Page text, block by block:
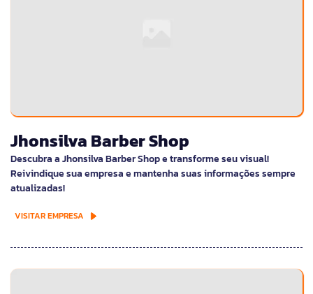
Jhonsilva Barber Shop
Descubra a Jhonsilva Barber Shop e transforme seu visual!
Reivindique sua empresa e mantenha suas informações sempre
atualizadas!
VISITAR EMPRESA